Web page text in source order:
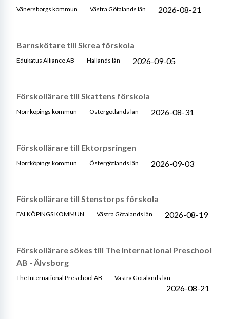
Vänersborgs kommun Västra Götalands län 2026-08-21
Barnskötare till Skrea förskola
Edukatus Alliance AB Hallands län 2026-09-05
Förskollärare till Skattens förskola
Norrköpings kommun Östergötlands län 2026-08-31
Förskollärare till Ektorpsringen
Norrköpings kommun Östergötlands län 2026-09-03
Förskollärare till Stenstorps förskola
FALKÖPINGS KOMMUN Västra Götalands län 2026-08-19
Förskollärare sökes till The International Preschool
AB - Älvsborg
The International Preschool AB Västra Götalands län
2026-08-21